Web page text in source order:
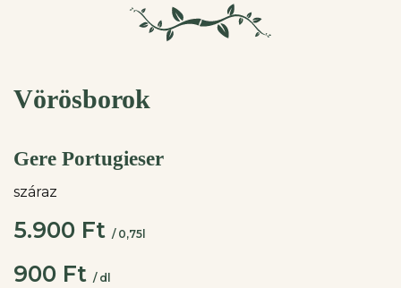
Vörösborok
Gere Portugieser
száraz
5.900 Ft / 0,75l
900 Ft / dl